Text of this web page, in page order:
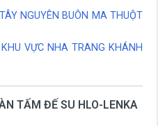
NGUYÊN BUÔN MA THUỘT
VỰC NHA TRANG KHÁNH
TẤM ĐẾ SU HLO-LENKA